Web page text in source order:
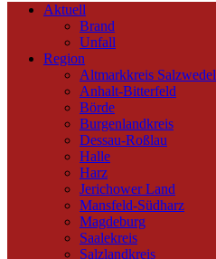
Aktuell
Brand
Unfall
Region
Altmarkkreis Salzwedel
Anhalt-Bitterfeld
Börde
Burgenlandkreis
Dessau-Roßlau
Halle
Harz
Jerichower Land
Mansfeld-Südharz
Magdeburg
Saalekreis
Salzlandkreis